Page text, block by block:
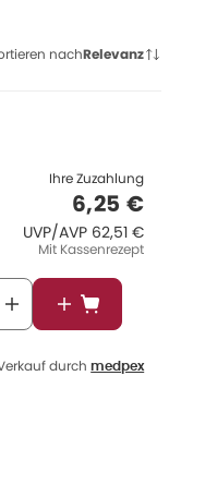
nachRelevanz
Ihre Zuzahlung
6,25 €
UVP/AVP UVP/AVP
62,51 €
Mit Kassenrezept
In den
durch medpex